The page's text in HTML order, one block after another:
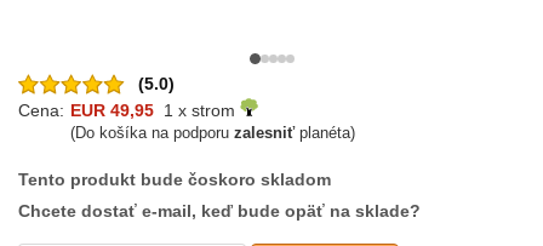
(5.0)
Cena: EUR 49,95 1 x strom
(Do košíka na podporu zalesniťplanéta)
Tento produkt bude čoskoro skladom
Chcete dostať e-mail, keď bude opäť na sklade?